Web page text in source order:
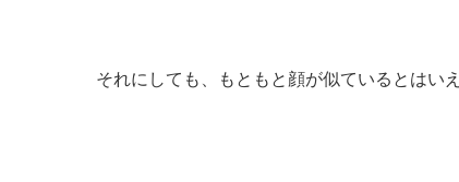
それにしても、もともと顔が似ているとはい